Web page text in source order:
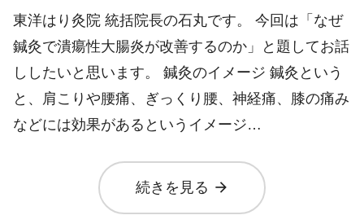
東洋はり灸院 統括院長の石丸です。 今回は「なぜ
鍼灸で潰瘍性大腸炎が改善するのか」と題してお話
ししたいと思います。 鍼灸のイメージ 鍼灸という
と、肩こりや腰痛、ぎっくり腰、神経痛、膝の痛み
などには効果があるというイメージ…
続きを見る arrow_forward